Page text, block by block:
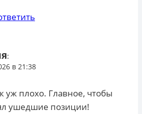
:
в 21:38
уж плохо. Главное, чтобы
ушедшие позиции!